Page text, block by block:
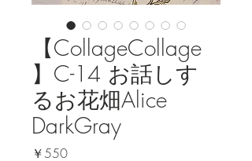
【CollageCollage
】C-14 お話しす
るお花畑Alice
DarkGray
￥550価